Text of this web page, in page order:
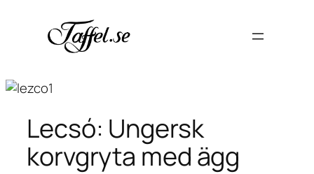
innehåll
Lecsó: Ungersk
korvgryta med ägg